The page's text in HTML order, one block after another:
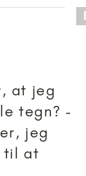
at jeg
tegn? -
jeg
til at